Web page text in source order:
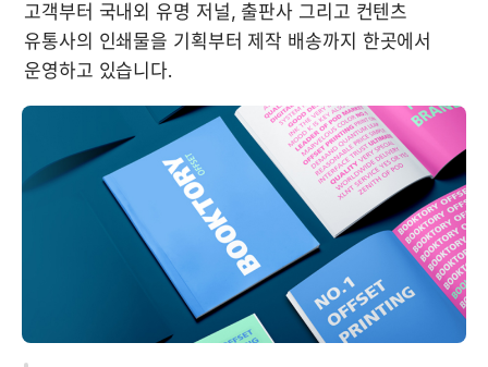
고객부터 국내외 유명 저널, 출판사 그리고 컨텐츠
유통사의 인쇄물을 기획부터 제작 배송까지 한곳에서
운영하고 있습니다.